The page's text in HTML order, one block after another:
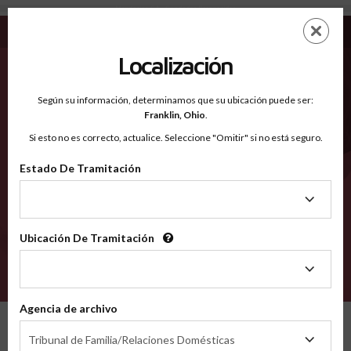
Mendocino CA - Condados Reconocidos
EN
Condados Reconocidos
2600
Localización
Según su información, determinamos que su ubicación puede ser:
Franklin, Ohio.
Si esto no es correcto, actualice. Seleccione "Omitir" si no está seguro.
Estado De Tramitación
Tramitación
Ubicación De Tramitación
Tramitación
Agencia de archivo
Tribunal de Familia/Relaciones Domésticas
de